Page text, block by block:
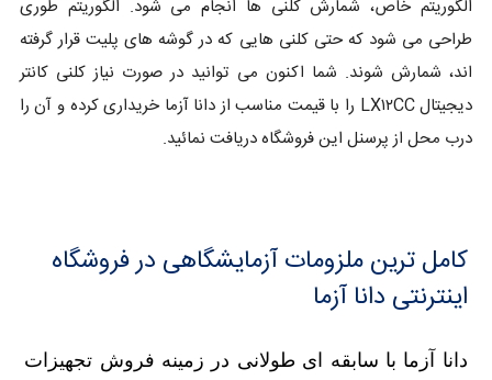
الگوریتم خاص، شمارش کلنی ها انجام می شود. الگوریتم طوری
طراحی می شود که حتی کلنی هایی که در گوشه های پلیت قرار گرفته
اند، شمارش شوند. شما اکنون می توانید در صورت نیاز کلنی کانتر
دیجیتال LX۱۲CC را با قیمت مناسب از دانا آزما خریداری کرده و آن را
درب محل از پرسنل این فروشگاه دریافت نمائید.
کامل ترین ملزومات آزمایشگاهی در فروشگاه
اینترنتی دانا آزما
دانا آزما با سابقه ای طولانی در زمینه فروش تجهیزات